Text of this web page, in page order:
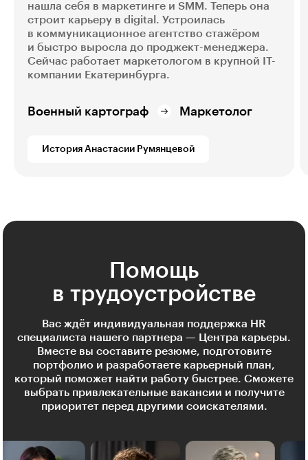
нашла себя в маркетинге и SMM. Теперь она
строит карьеру в digital. Устроилась
в коммуникационное агентство стажёром
и быстро выросла до проджект-менеджера.
Сейчас работает маркетологом в крупной IT-
компании Екатеринбурга.
Военный картограф Маркетолог
История Анастасии Румянцевой
Помощь
в трудоустройстве
Вас ждёт индивидуальная поддержка HR
специалиста нашего партнера — Центра карьеры.
Вместе вы составите резюме, подготовите
портфолио и разработаете карьерный план,
который поможет найти работу быстрее. Сможете
выбрать привлекательные вакансии и получите
приоритет перед другими соискателями.